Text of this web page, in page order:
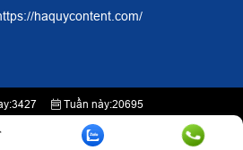
haquycontent.com/
3427 Tuần này:20695